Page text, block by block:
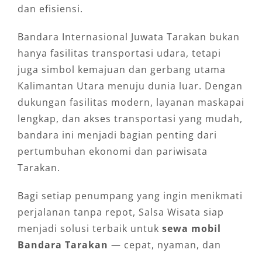
dan efisiensi.
Bandara Internasional Juwata Tarakan bukan
hanya fasilitas transportasi udara, tetapi
juga simbol kemajuan dan gerbang utama
Kalimantan Utara menuju dunia luar. Dengan
dukungan fasilitas modern, layanan maskapai
lengkap, dan akses transportasi yang mudah,
bandara ini menjadi bagian penting dari
pertumbuhan ekonomi dan pariwisata
Tarakan.
Bagi setiap penumpang yang ingin menikmati
perjalanan tanpa repot, Salsa Wisata siap
menjadi solusi terbaik untuk sewa mobil
Bandara Tarakan — cepat, nyaman, dan